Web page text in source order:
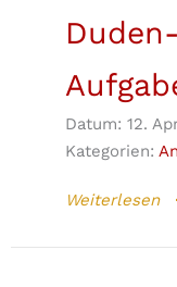
Datum: 12.
Kategorien:
Weiterlesen